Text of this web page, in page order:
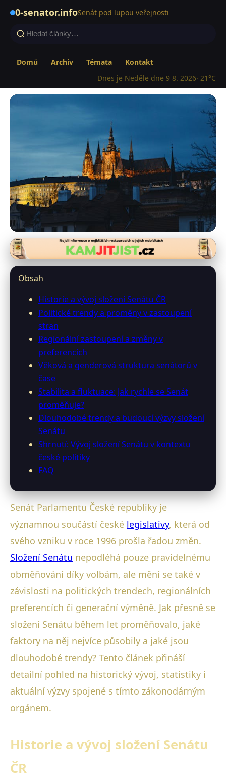
0-senator.infoSenát pod lupou veřejnosti
Domů Archiv Témata
Kontakt
Dnes je Neděle dne 9 8. 2026· 21°C
0-senator.info
Senát ČR: Dynamika a proměny ve
3. 3. 2026· 9 min čtení · Autor: Michal Svatoš
Obsah
Historie a vývoj složení Senátu ČR
Politické trendy a proměny v zastoupení
stran
Regionální zastoupení a změny v
preferencích
Věková a genderová struktura senátorů v
čase
Stabilita a fluktuace: Jak rychle se Senát
proměňuje?
Dlouhodobé trendy a budoucí výzvy složení
Senátu
Shrnutí: Vývoj složení Senátu v kontextu
české politiky
FAQ
Senát Parlamentu České republiky je
významnou součástí české legislativy, která od
svého vzniku v roce 1996 prošla řadou změn.
Složení Senátu nepodléhá pouze pravidelnému
obměňování díky volbám, ale mění se také v
závislosti na politických trendech, regionálních
preferencích či generační výměně. Jak přesně se
složení Senátu během let proměňovalo, jaké
faktory na něj nejvíce působily a jaké jsou
dlouhodobé trendy? Tento článek přináší
detailní pohled na historický vývoj, statistiky i
aktuální výzvy spojené s tímto zákonodárným
orgánem.
Historie a vývoj složení Senátu
ČR